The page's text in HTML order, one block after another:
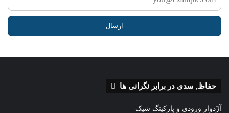
حفاظ, سدی در برابر نگرانی ها
آردواز ورودی و پارکینگ شیک